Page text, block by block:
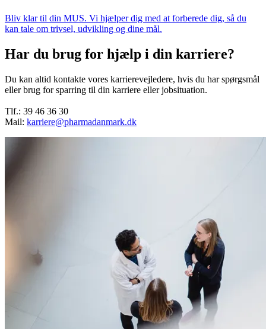
Bliv klar til din MUS. Vi hjælper dig med at forberede dig, så du
kan tale om trivsel, udvikling og dine mål.
Har du brug for hjælp i din karriere?
Du kan altid kontakte vores karrierevejledere, hvis du har spørgsmål
eller brug for sparring til din karriere eller jobsituation.
Tlf.: 39 46 36 30
Mail: karriere@pharmadanmark.dk